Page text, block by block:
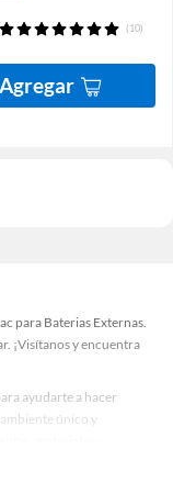
(10)
Agregar
para Baterias Externas.
¡Visítanos y encuentra
ayudarte a hacer
único y
más tú.